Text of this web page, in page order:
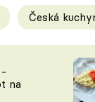
Česká
na